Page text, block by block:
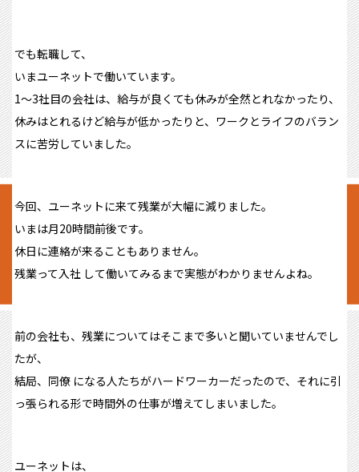
でも転職して、
いまユーネットで働いています。
1〜3社目の会社は、給与が良くても休みが全然とれなかったり、
休みはとれるけど給与が低かったりと、ワークとライフのバラン
スに苦労していました。
今回、ユーネットに来て残業が大幅に減りました。
いまは月20時間前後です。
休日に連絡が来ることもありません。
残業って入社 して働いてみるまで実態がわかりませんよね。
前の会社も、残業についてはそこまで多いと聞いていませんでし
たが、
結局、同僚 になる人たちがハードワーカーだったので、それに引
っ張られる形で時間外の仕事が増えてしまいました。
ユーネットは、